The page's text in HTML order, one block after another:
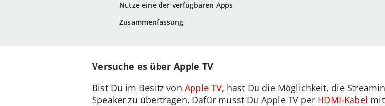
Nutze eine der verfügbaren Apps
Zusammenfassung
Versuche es über Apple TV
Bist Du im Besitz von Apple TV, hast Du die Möglichkeit, die
Speaker zu übertragen. Dafür musst Du Apple TV per HDMI-Kabel